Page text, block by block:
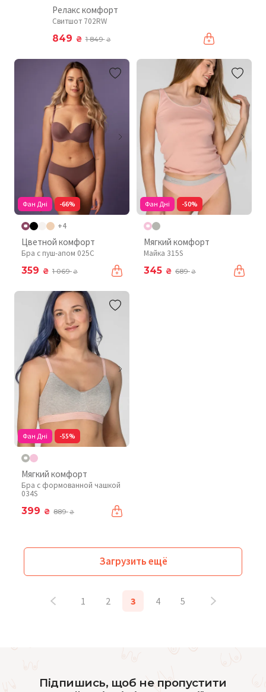
Релакс комфорт
Свитшот 702RW
849 ₴ 1 849₴
Фан Дні -66%
+4
Цветной комфорт
Бра с пуш-апом 025C
359 ₴ 1 069₴
Фан Дні -50%
Мягкий комфорт
Майка 315S
345 ₴ 689₴
Фан Дні -55%
Мягкий комфорт
Бра с формованной чашкой
034S
399 ₴ 889₴
Загрузить ещё
1 2 3 4 5
Підпишись, щоб не пропустити